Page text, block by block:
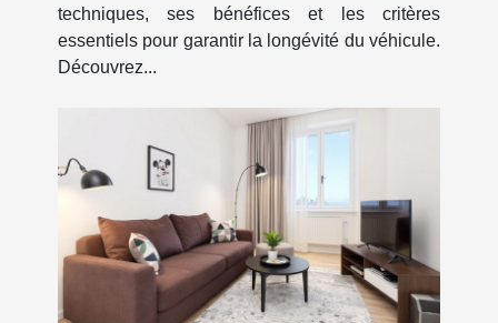
techniques, ses bénéfices et les critères
essentiels pour garantir la longévité du véhicule.
Découvrez...